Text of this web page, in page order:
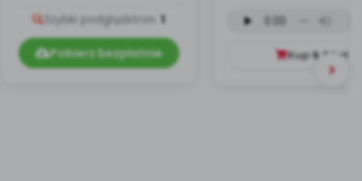
Szybki podglądstron: 1
Pobierz bezpłatnie
mp3)
Kup9.99 zł